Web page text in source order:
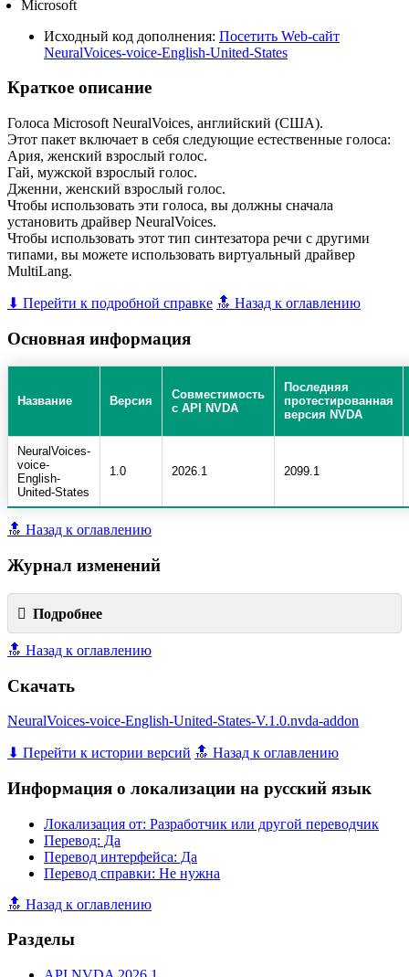
Microsoft
Исходный код дополнения: Посетить Web-сайт
NeuralVoices-voice-English-United-States
Краткое описание
Голоса Microsoft NeuralVoices, английский (США).
Этот пакет включает в себя следующие естественные голоса:
Ария, женский взрослый голос.
Гай, мужской взрослый голос.
Дженни, женский взрослый голос.
Чтобы использовать эти голоса, вы должны сначала
установить драйвер NeuralVoices.
Чтобы использовать этот тип синтезатора речи с другими
типами, вы можете использовать виртуальный драйвер
MultiLang.
⬇ Перейти к подробной справке 🔝 Назад к оглавлению
Основная информация
Название Версия
Совместимость
с API NVDA
Последняя
протестированная
версия NVDA
NeuralVoices-
voice-
English-
United-States
1.0 2026.1 2099.1
🔝 Назад к оглавлению
Журнал изменений
Подробнее
🔝 Назад к оглавлению
Скачать
NeuralVoices-voice-English-United-States-V.1.0.nvda-addon
⬇ Перейти к истории версий 🔝 Назад к оглавлению
Информация о локализации на русский язык
Локализация от: Разработчик или другой переводчик
Перевод: Да
Перевод интерфейса: Да
Перевод справки: Не нужна
🔝 Назад к оглавлению
Разделы